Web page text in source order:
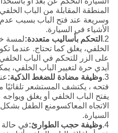
المنطقة المقابلة من الباب
وسريعة عند فتح الباب بسبب
الأشياء في السيارة.
2. التحكم بأساليب متعددة:لمسة
الخلفي، يغلق كما تحتاج. عندما
على الزر للتحكم في الباب
أيدي حرة لتغيير الباب الخلفي،
3. وظيفة مضادة للضغط الذكية:
فتحه ، يكتشف المستشعر تلقائيًا
يفتح الباب الخلفي أو يغلق
الاتجاه المعاكسومنع الطفل
السيارة.
4. وظيفة حجب الطوارئ:في حالة